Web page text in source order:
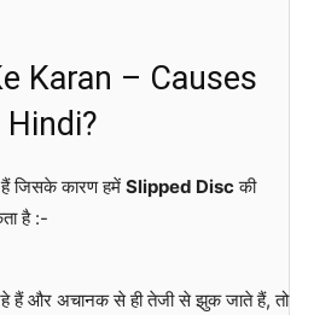
Karan – Causes
जिसके कारण हमें Slipped Discकी
है :-
हैं और अचानक से ही तेजी से झुक जाते हैं, तो